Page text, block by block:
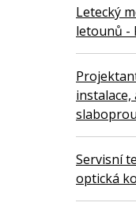
Letecký
letounů -
instalace,
Servisní
optická